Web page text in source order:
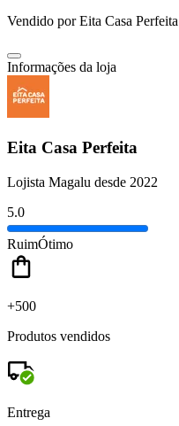
Vendido porEita Casa Perfeita
Informações da loja
Eita Casa Perfeita
Lojista Magalu desde 2022
5.0
RuimÓtimo
+500
Produtos vendidos
Entrega